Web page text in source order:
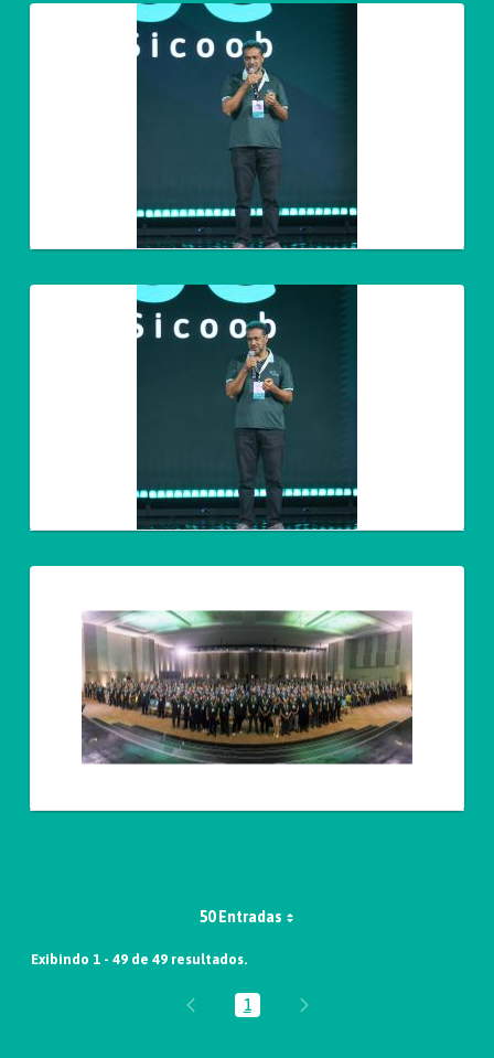
50 Entradas
Exibindo 1 - 49 de 49 resultados.
Página
1